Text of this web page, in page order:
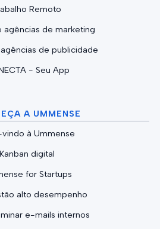
Remoto
agências de marketing
de publicidade
- Seu App
A UMMENSE
à Ummense
Kanban digital
for Startups
alto desempenho
e-mails internos